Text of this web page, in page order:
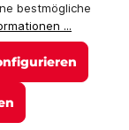
bestmögliche
...